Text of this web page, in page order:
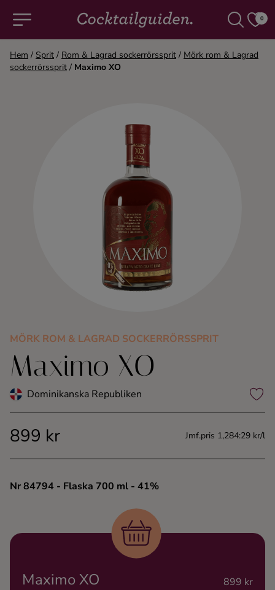
0
COCKTAILS & DRINKAR
Rom
Tequila
Whisky
Hem / Sprit / Rom & Lagrad sockerrörssprit / Mörk rom & Lagrad
sockerrörssprit / Maximo XO
MÖRK ROM & LAGRAD SOCKERRÖRSSPRIT
Maximo XO
Dominikanska Republiken
899 kr Jmf.pris 1,284:29 kr/l
Nr 84794 - Flaska 700 ml - 41%
Maximo XO 899 kr